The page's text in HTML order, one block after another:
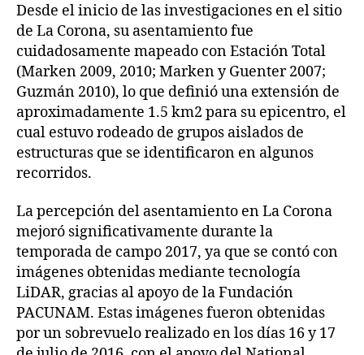
Desde el inicio de las investigaciones en el sitio
de La Corona, su asentamiento fue
cuidadosamente mapeado con Estación Total
(Marken 2009, 2010; Marken y Guenter 2007;
Guzmán 2010), lo que definió una extensión de
aproximadamente 1.5 km2 para su epicentro, el
cual estuvo rodeado de grupos aislados de
estructuras que se identificaron en algunos
recorridos.
La percepción del asentamiento en La Corona
mejoró significativamente durante la
temporada de campo 2017, ya que se contó con
imágenes obtenidas mediante tecnología
LiDAR, gracias al apoyo de la Fundación
PACUNAM. Estas imágenes fueron obtenidas
por un sobrevuelo realizado en los días 16 y 17